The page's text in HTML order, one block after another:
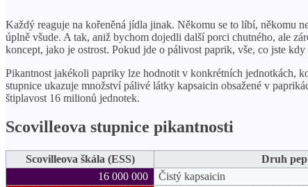
Každý reaguje na kořeněná jídla jinak. Někomu se to líbí, někomu
úplně všude. A tak, aniž bychom dojedli další porci chutného, ​​ale
koncept, jako je ostrost. Pokud jde o pálivost paprik, vše, co jste
Pikantnost jakékoli papriky lze hodnotit v konkrétních jednotkách,
stupnice ukazuje množství pálivé látky kapsaicin obsažené v
štiplavost 16 milionů jednotek.
Scovilleova stupnice pikantnosti
Scovilleova škála (ESS)
Druh
16 000 000
Čistý kapsaicin